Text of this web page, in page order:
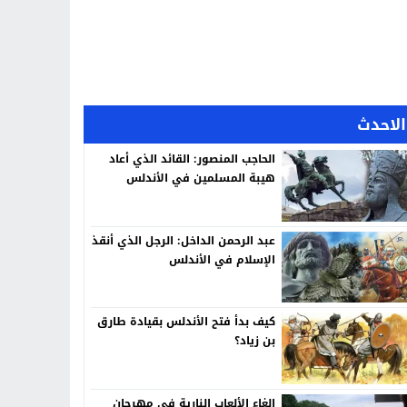
الاحدث
الحاجب المنصور: القائد الذي أعاد
هيبة المسلمين في الأندلس
عبد الرحمن الداخل: الرجل الذي أنقذ
الإسلام في الأندلس
كيف بدأ فتح الأندلس بقيادة طارق
بن زياد؟
إلغاء الألعاب النارية في مهرجان